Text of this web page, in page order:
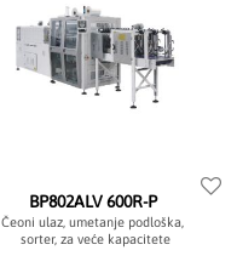
BP802ALV 600R-P
Čeoni ulaz, umetanje podloška,
sorter, za veće kapacitete